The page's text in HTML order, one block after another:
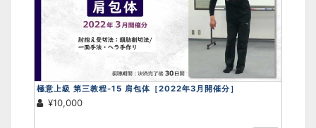
極意上級 第三教程-15 肩包体［2022年3月開催分］
¥10,000